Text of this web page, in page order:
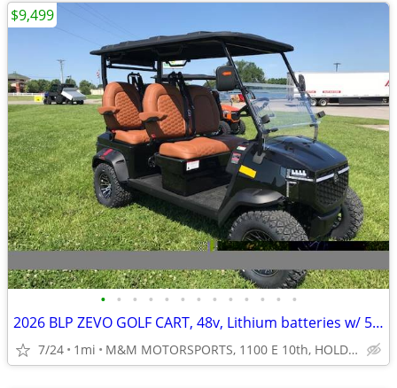
• • • • • • • • • • • • •
2026 BLP ZEVO GOLF CART, 48v, Lithium batteries w/ 5+ yr wrty,
7/24 1mi M&M MOTORSPORTS, 1100 E 10th, HOLDEN, MO
$9,499